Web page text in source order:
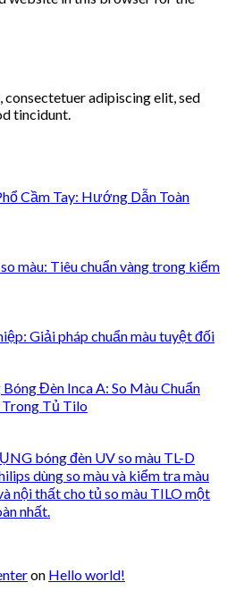
adipiscing elit, sed
tincidunt.
Cầm Tay: Hướng Dẫn Toàn
màu: Tiêu chuẩn vàng trong kiểm
Giải pháp chuẩn màu tuyệt đối
Đèn Inca A: So Màu Chuẩn
Trong Tủ Tilo
bóng đèn UV so màu TL-D
dùng so màu và kiểm tra màu
nội thất cho tủ so màu TILO một
nhất.
on Hello world!